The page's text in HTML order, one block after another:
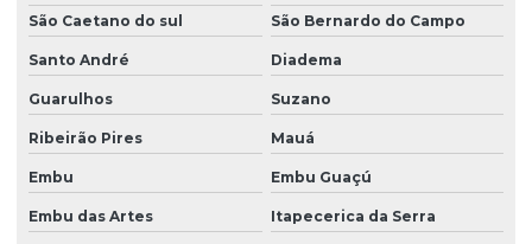
Descupinização apartamento
Descupinização de madeira
Descupinização de móveis
Descupinização de piano
Descupinização de portas
Descupinização de solo
São Caetano do sul
São Bernardo do Campo
Santo André Diadema
Guarulhos Suzano
Ribeirão Pires Mauá
Embu Embu Guaçú
Embu das Artes Itapecerica da Serra